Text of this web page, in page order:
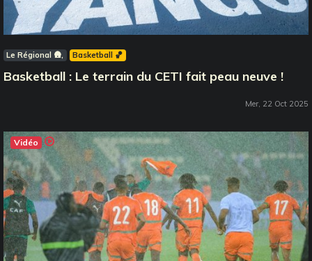
Le Régional 🛖 Basketball 🏀
Basketball : Le terrain du CETI fait peau neuve !
Mer, 22 Oct 2025
Vidéo